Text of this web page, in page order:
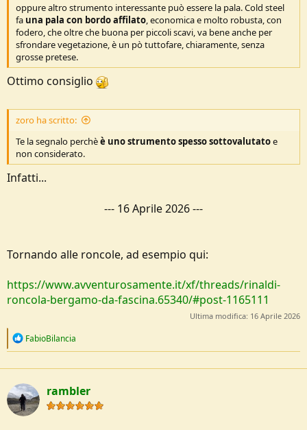
oppure altro strumento interessante può essere la pala. Cold steel
fa una pala con bordo affilato , economica e molto robusta, con
fodero, che oltre che buona per piccoli scavi, va bene anche per
sfrondare vegetazione, è un pò tuttofare, chiaramente, senza
grosse pretese.
Ottimo consiglio
zoro ha scritto:
Te la segnalo perchèè uno strumento spesso sottovalutatoe
non considerato.
Infatti...
--- 16 Aprile 2026---
Tornando alle roncole, ad esempio qui:
https://www.avventurosamente.it/xf/threads/rinaldi-
roncola-bergamo-da-fascina.65340/#post-1165111
Ultima modifica: 16 Aprile 2026
R
c
t
i
o
n
FabioBilancia
rambler